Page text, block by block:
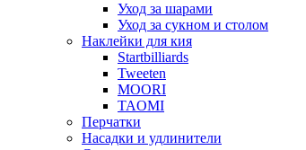
Уход за шарами
Уход за сукном и столом
Наклейки для кия
Startbilliards
Tweeten
MOORI
TAOMI
Перчатки
Насадки и удлинители